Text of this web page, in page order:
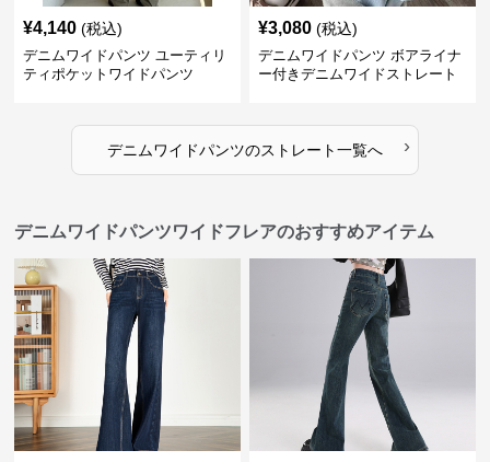
¥4,140 (税込)
デニムワイドパンツ ユーティリ
ティポケットワイドパンツ
¥3,080 (税込)
デニムワイドパンツ ボアライナ
ー付きデニムワイドストレート
デニムワイドパンツのストレート一覧へ ›
デニムワイドパンツワイドフレアのおすすめアイテム